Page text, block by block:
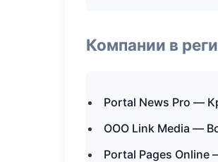
Компании в
Portal News Pro —
ООО Link Media —
Portal Pages Online